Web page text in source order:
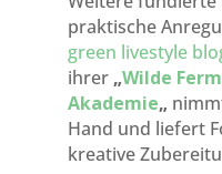
praktische
green livestyle
ihrer „Wilde
Akademie„
Hand und liefert
kreative